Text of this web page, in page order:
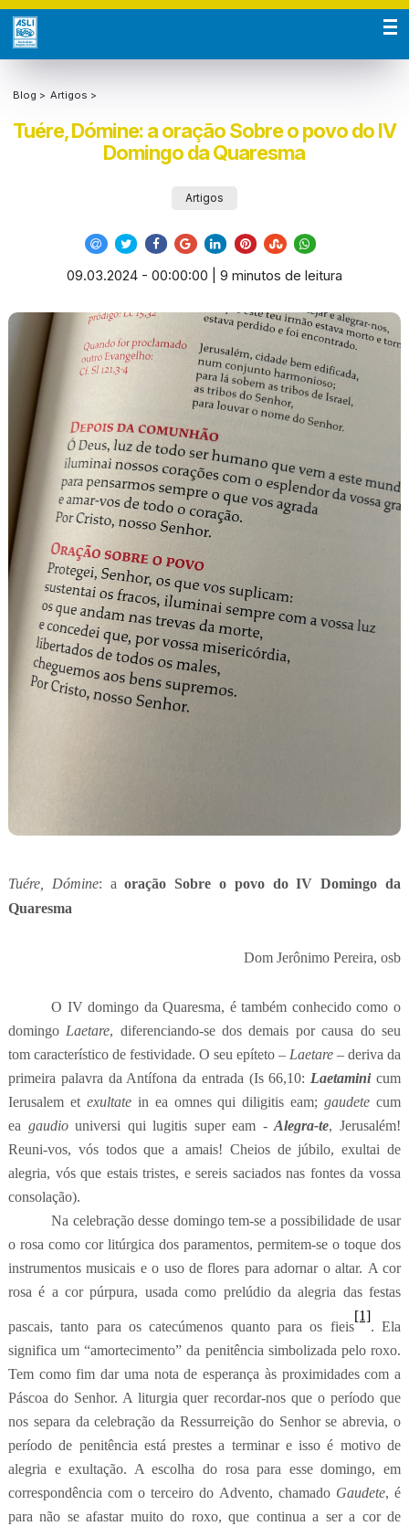
Blog > Artigos >
Tuére, Dómine: a oração Sobre o povo do IV
Domingo da Quaresma
Artigos
09.03.2024 - 00:00:00 | 9 minutos de leitura
Tuére, Dómine: aoraçãoSobre o povo do IV Domingo da
Quaresma
Dom Jerônimo Pereira, osb
O IV domingo da Quaresma, é também conhecido como o
domingoLaetare, diferenciando-se dos demais por causa do seu
tom característico de festividade. O seu epíteto –Laetare – deriva da
primeira palavra da Antífona da entrada (Is 66,10:Laetaminicum
Ierusalem et exultatein ea omnes qui diligitis eam;gaudete cum
ea gaudiouniversi qui lugitis super eam -Alegra-te, Jerusalém!
Reuni-vos, vós todos que a amais! Cheios de júbilo, exultai de
alegria, vós que estais tristes, e sereis saciados nas fontes da vossa
consolação).
Na celebração desse domingo tem-se a possibilidade de usar
o rosa como cor litúrgica dos paramentos, permitem-se o toque dos
instrumentos musicais e o uso de flores para adornar o altar. A cor
rosa é a cor púrpura, usada como prelúdio da alegria das festas
pascais, tanto para os catecúmenos quanto para os fieis
[1]
. Ela
significa um “amortecimento” da penitência simbolizada pelo roxo.
Tem como fim dar uma nota de esperança às proximidades com a
Páscoa do Senhor. A liturgia quer recordar-nos que o período que
nos separa da celebração da Ressurreição do Senhor se abrevia, o
período de penitência está prestes a terminar e isso é motivo de
alegria e exultação. A escolha do rosa para esse domingo, em
correspondência com o terceiro do Advento, chamado Gaudete, é
para não se afastar muito do roxo, que continua a ser a cor de